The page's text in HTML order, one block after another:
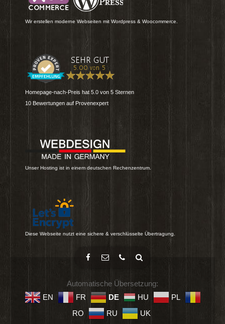
Wir erstellen moderne Webseiten mit Wordpress & Woocommerce.
Homepage-nach-Preis hat 5.0 von 5 Sternen
10 Bewertungen auf Provenexpert
Unser Hosting ist in einem deutschen Rechenzentrum.
Diese Webseite nutzt eine sichere & verschlüsselte Übertragung.
Automatische Übersetzung:
EN
FR DE HU
PL
RO
RU UK